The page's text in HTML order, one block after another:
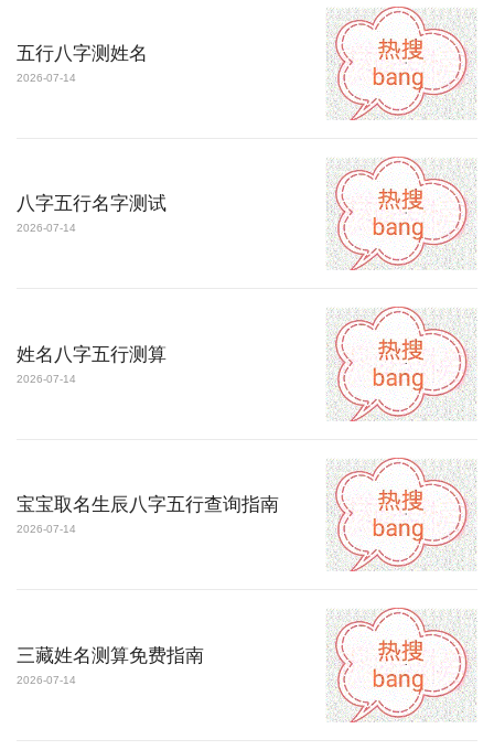
五行八字测姓名
2026-07-14
八字五行名字测试
2026-07-14
姓名八字五行测算
2026-07-14
宝宝取名生辰八字五行查询指南
2026-07-14
三藏姓名测算免费指南
2026-07-14